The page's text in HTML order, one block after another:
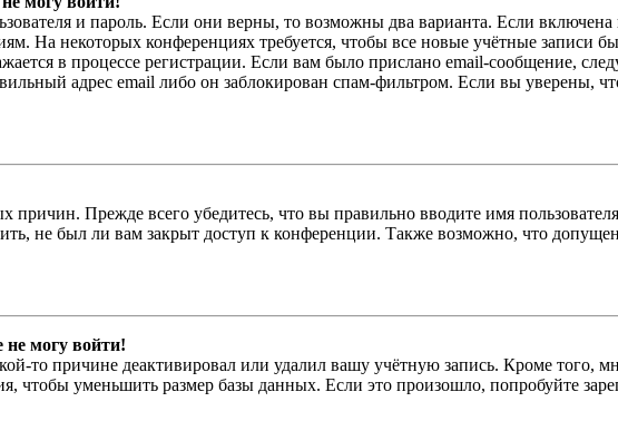
и пароль. Если они верны, то возможны два варианта. Если
На некоторых конференциях требуется, чтобы все новые учётные записи
в процессе регистрации. Если вам было прислано email-сообщение,
адрес email либо он заблокирован спам-фильтром. Если вы уверены,
причин. Прежде всего убедитесь, что вы правильно вводите имя
не был ли вам закрыт доступ к конференции. Также возможно, что
не могу войти!
то причине деактивировал или удалил вашу учётную запись. Кроме того,
чтобы уменьшить размер базы данных. Если это произошло, попробуйте